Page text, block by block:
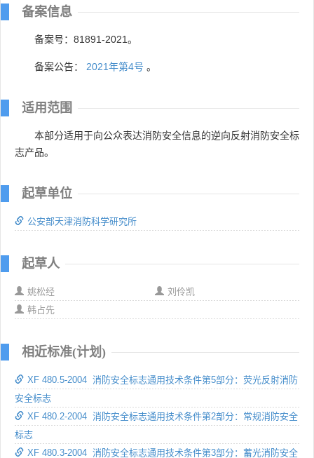
备案信息
备案号：81891-2021。
备案公告： 2021年第4号 。
适用范围
本部分适用于向公众表达消防安全信息的逆向反射消防安全标
志产品。
起草单位
公安部天津消防科学研究所
起草人
姚松经
刘伶凯
韩占先
相近标准(计划)
XF 480.5-2004 消防安全标志通用技术条件第5部分：荧光反射消防
安全标志
XF 480.2-2004 消防安全标志通用技术条件第2部分：常规消防安全
标志
XF 480.3-2004 消防安全标志通用技术条件第3部分：蓄光消防安全